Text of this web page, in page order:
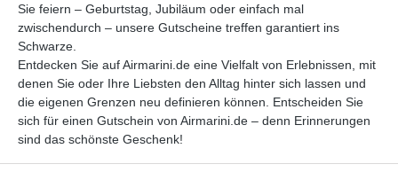
Sie feiern – Geburtstag, Jubiläum oder einfach mal
zwischendurch – unsere Gutscheine treffen garantiert ins
Schwarze.
Entdecken Sie auf Airmarini.de eine Vielfalt von Erlebnissen, mit
denen Sie oder Ihre Liebsten den Alltag hinter sich lassen und
die eigenen Grenzen neu definieren können. Entscheiden Sie
sich für einen Gutschein von Airmarini.de – denn Erinnerungen
sind das schönste Geschenk!